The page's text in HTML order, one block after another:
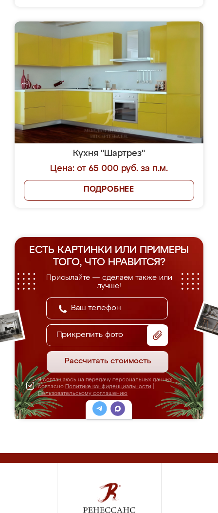
Кухня "Шартрез"
Цена: от 65 000 руб. за п.м.
ПОДРОБНЕЕ
ЕСТЬ КАРТИНКИ ИЛИ ПРИМЕРЫ
ТОГО, ЧТО НРАВИТСЯ?
Присылайте — сделаем также или
лучше!
Прикрепить фото
Рассчитать стоимость
Я соглашаюсь на передачу персональных данных
согласно Политике конфиденциальности
Пользовательскому соглашению